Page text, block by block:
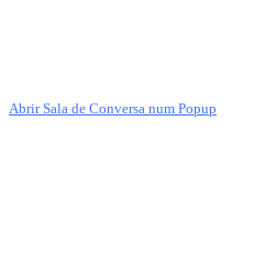
Abrir Sala de Conversa num Popup